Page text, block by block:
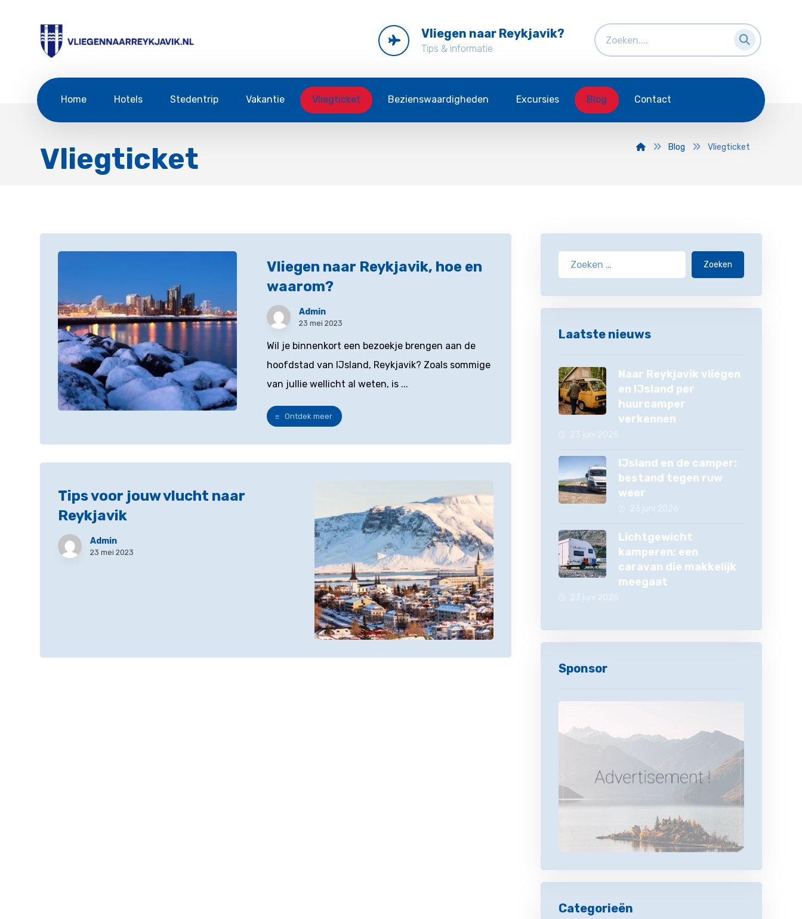
Vliegen naar Reykjavik?
Tips & informatie
Home Hotels Stedentrip Vakantie Vliegticket Bezienswaardigheden Excursies Blog Contact
Vliegticket Blog Vliegticket
Vliegen naar Reykjavik, hoe en
waarom?
Admin
23 mei 2023
Wil je binnenkort een bezoekje brengen aan de
hoofdstad van IJsland, Reykjavik? Zoals sommige
van jullie wellicht al weten, is ...
Ontdek meer
Tips voor jouw vlucht naar
Reykjavik
Admin
23 mei 2023
Zoeken
Laatste nieuws
Naar Reykjavik vliegen
en IJsland per
huurcamper
verkennen
IJsland en de camper:
bestand tegen ruw
weer
Lichtgewicht
kamperen: een
caravan die makkelijk
meegaat
Sponsor
Categorieën